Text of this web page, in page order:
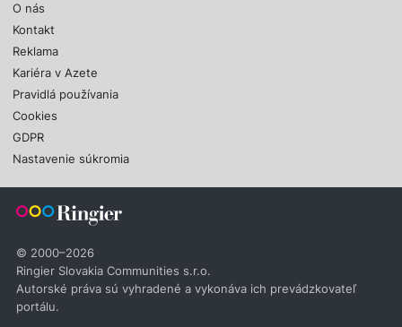
O nás
Kontakt
Reklama
Kariéra v Azete
Pravidlá používania
Cookies
GDPR
Nastavenie súkromia
© 2000–2026
Ringier Slovakia Communities s.r.o.
Autorské práva sú vyhradené a vykonáva ich prevádzkovateľ
portálu.